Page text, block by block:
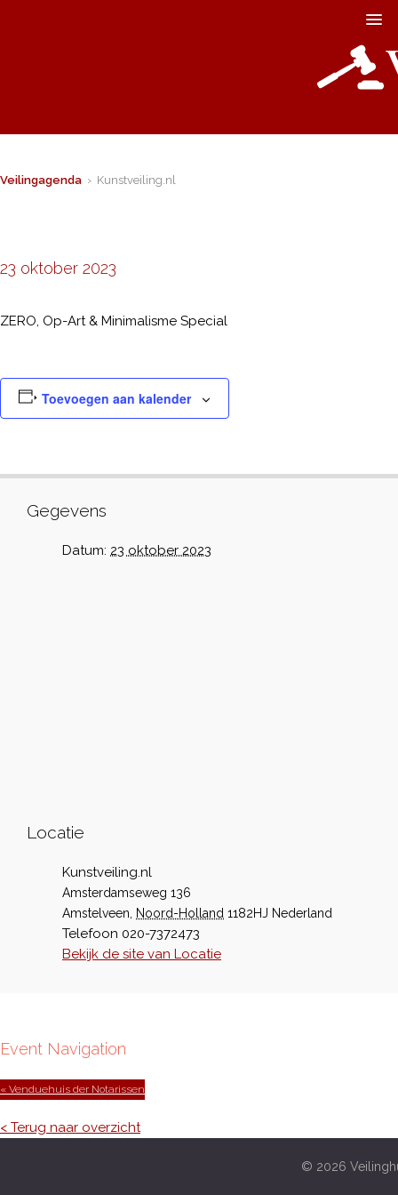
Veilingagenda › Kunstveiling.nl
23 oktober 2023
ZERO, Op-Art & Minimalisme Special
Toevoegen aan kalender
Gegevens
Datum: 23 oktober 2023
Locatie
Kunstveiling.nl
Amsterdamseweg 136
Amstelveen
Noord-Holland 1182HJ Nederland
Telefoon 020-7372473
Bekijk de site van Locatie
Event Navigation
« Venduehuis der Notarissen
< Terug naar overzicht
© 2026